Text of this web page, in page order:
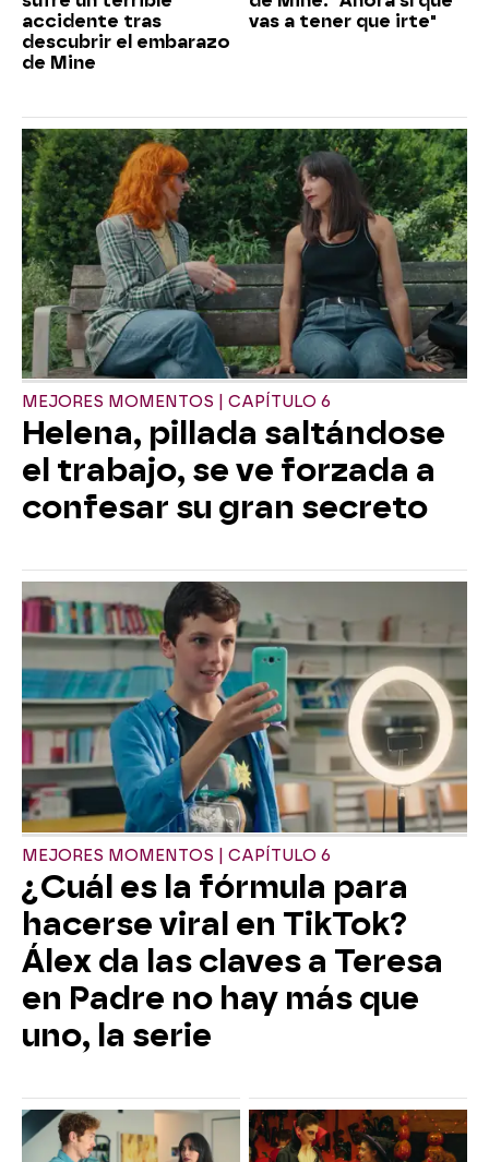
accidente tras
descubrir el embarazo
de Mine
vas a tener que irte"
MEJORES MOMENTOS | CAPÍTULO 6
Helena, pillada saltándose
el trabajo, se ve forzada a
confesar su gran secreto
MEJORES MOMENTOS | CAPÍTULO 6
¿Cuál es la fórmula para
hacerse viral en TikTok?
Álex da las claves a Teresa
en Padre no hay más que
uno, la serie